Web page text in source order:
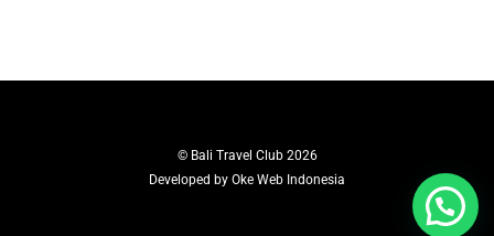
© Bali Travel Club2026
Developed by Oke Web Indonesia